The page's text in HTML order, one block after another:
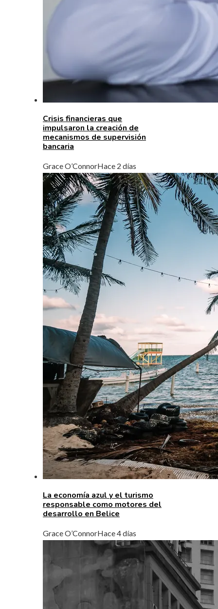
Crisis financieras que
impulsaron la creación de
mecanismos de supervisión
bancaria
Grace O’ConnorHace 2 días
La economía azul y el turismo
responsable como motores del
desarrollo en Belice
Grace O’ConnorHace 4 días